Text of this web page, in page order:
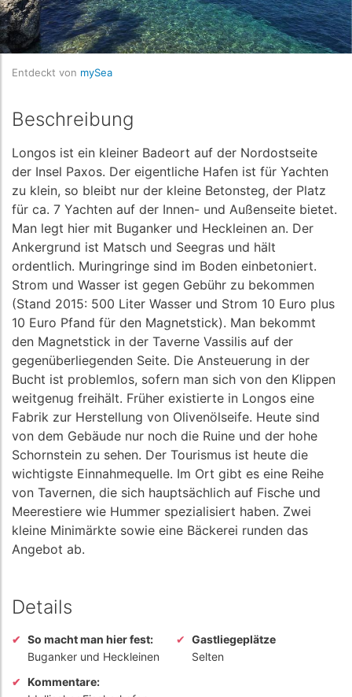
Entdeckt von mySea
Beschreibung
Longos ist ein kleiner Badeort auf der Nordostseite
der Insel Paxos. Der eigentliche Hafen ist für Yachten
zu klein, so bleibt nur der kleine Betonsteg, der Platz
für ca. 7 Yachten auf der Innen- und Außenseite bietet.
Man legt hier mit Buganker und Heckleinen an. Der
Ankergrund ist Matsch und Seegras und hält
ordentlich. Muringringe sind im Boden einbetoniert.
Strom und Wasser ist gegen Gebühr zu bekommen
(Stand 2015: 500 Liter Wasser und Strom 10 Euro plus
10 Euro Pfand für den Magnetstick). Man bekommt
den Magnetstick in der Taverne Vassilis auf der
gegenüberliegenden Seite. Die Ansteuerung in der
Bucht ist problemlos, sofern man sich von den Klippen
weitgenug freihält. Früher existierte in Longos eine
Fabrik zur Herstellung von Olivenölseife. Heute sind
von dem Gebäude nur noch die Ruine und der hohe
Schornstein zu sehen. Der Tourismus ist heute die
wichtigste Einnahmequelle. Im Ort gibt es eine Reihe
von Tavernen, die sich hauptsächlich auf Fische und
Meerestiere wie Hummer spezialisiert haben. Zwei
kleine Minimärkte sowie eine Bäckerei runden das
Angebot ab.
Details
So macht man hier fest:
Buganker und Heckleinen
Gastliegeplätze
Selten
Kommentare: